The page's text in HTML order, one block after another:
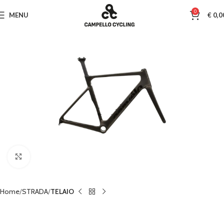
MENU 0 €
Home STRADA TELAIO